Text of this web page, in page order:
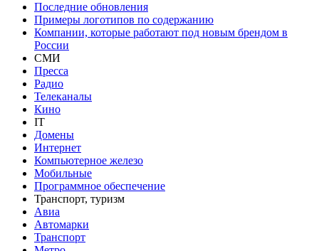
Последние обновления
Примеры логотипов по содержанию
Компании, которые работают под новым брендом в
России
СМИ
Пресса
Радио
Телеканалы
Кино
IT
Домены
Интернет
Компьютерное железо
Мобильные
Программное обеспечение
Транспорт, туризм
Авиа
Автомарки
Транспорт